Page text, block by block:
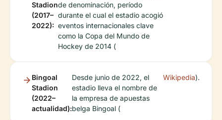
Stadion
(2017–
2022):
de denominación, período
durante el cual el estadio acogió
eventos internacionales clave
como la Copa del Mundo de
Hockey de 2014 (
Bingoal
Stadion
(2022–
actualidad):
Desde junio de 2022, el
estadio lleva el nombre de
la empresa de apuestas
belga Bingoal (
Wikipedia).